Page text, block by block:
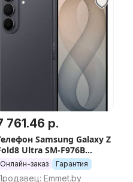
761.46 р.
Samsung Galaxy Z
Ultra SM-F976B
12GB/512GB (серый)
Онлайн-заказ Гарантия
Emmet.by